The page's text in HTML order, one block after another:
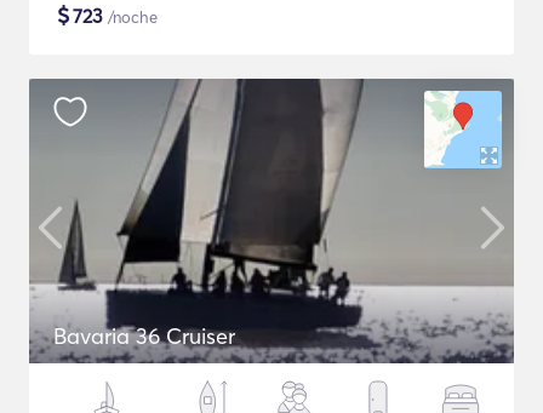
$723 /noche
Bavaria 36 Cruiser